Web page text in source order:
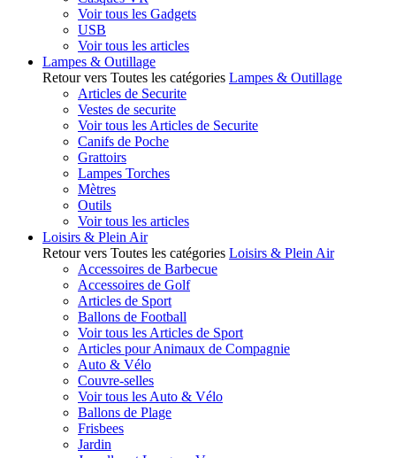
Voir tous les Gadgets
USB
Voir tous les articles
Lampes & Outillage
Retour vers Toutes les catégories Lampes & Outillage
Articles de Securite
Vestes de securite
Voir tous les Articles de Securite
Canifs de Poche
Grattoirs
Lampes Torches
Mètres
Outils
Voir tous les articles
Loisirs & Plein Air
Retour vers Toutes les catégories Loisirs & Plein Air
Accessoires de Barbecue
Accessoires de Golf
Articles de Sport
Ballons de Football
Voir tous les Articles de Sport
Articles pour Animaux de Compagnie
Auto & Vélo
Couvre-selles
Voir tous les Auto & Vélo
Ballons de Plage
Frisbees
Jardin